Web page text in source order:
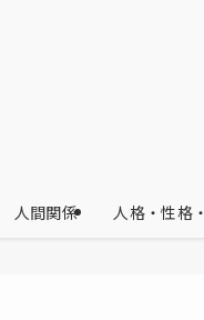
人間関係 人格・性格